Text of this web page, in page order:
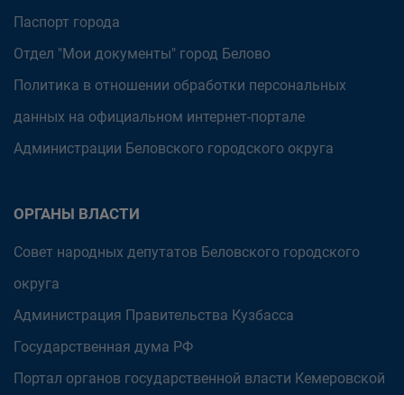
Паспорт города
Отдел "Мои документы" город Белово
Политика в отношении обработки персональных
данных на официальном интернет-портале
Администрации Беловского городского округа
ОРГАНЫ ВЛАСТИ
Совет народных депутатов Беловского городского
округа
Администрация Правительства Кузбасса
Государственная дума РФ
Портал органов государственной власти Кемеровской